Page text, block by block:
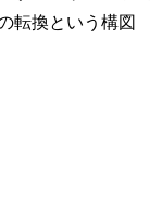
転換という構図